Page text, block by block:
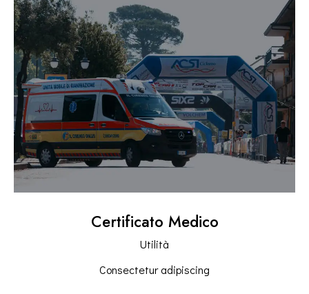
Certificato Medico
Utilità
Consectetur adipiscing